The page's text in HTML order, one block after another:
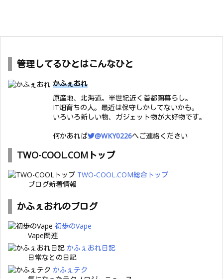
管理してるひとはこんなひと
かふぇおれ
原産地、北海道。半世紀近く首都圏暮らし。
IT畑育ちの人。最近は保守しかしてないかも。
いろいろ新しい物、ガジェット物が大好物です。
何かあれば
@WKY0226へご連絡ください
TWO-COOL.COMトップ
TWO-COOL.COM総合トップ
ブログ新着情報
かふぇおれのブログ
初歩のVape
Vape関連
かふぇおれ日記
日常などの日記
かふぇテク